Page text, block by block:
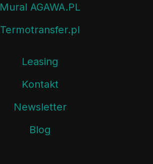
Mural AGAWA.PL
Termotransfer.pl
Leasing
Kontakt
Newsletter
Blog